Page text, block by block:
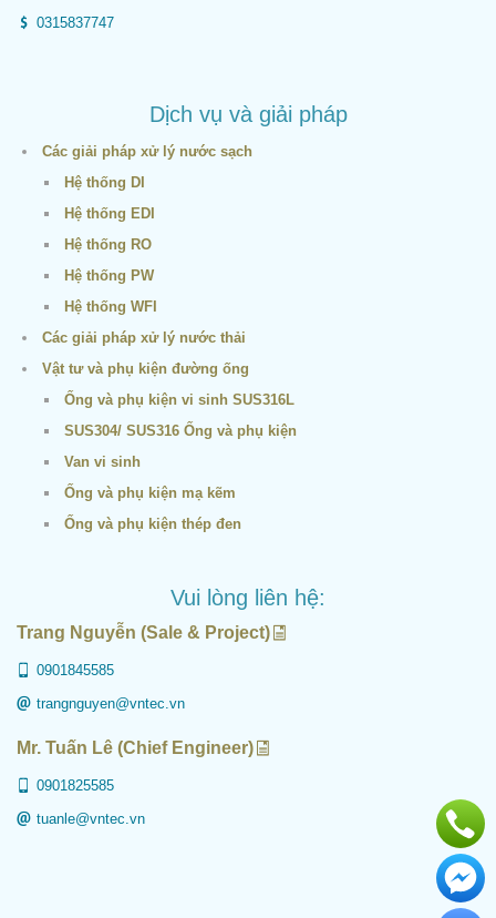
0315837747
Dịch vụ và giải pháp
Các giải pháp xử lý nước sạch
Hệ thống DI
Hệ thống EDI
Hệ thống RO
Hệ thống PW
Hệ thống WFI
Các giải pháp xử lý nước thải
Vật tư và phụ kiện đường ống
Ống và phụ kiện vi sinh SUS316L
SUS304/ SUS316 Ống và phụ kiện
Van vi sinh
Ống và phụ kiện mạ kẽm
Ống và phụ kiện thép đen
Vui lòng liên hệ:
Trang Nguyễn (Sale & Project)
0901845585
trangnguyen@vntec.vn
Mr. Tuấn Lê (Chief Engineer)
0901825585
tuanle@vntec.vn